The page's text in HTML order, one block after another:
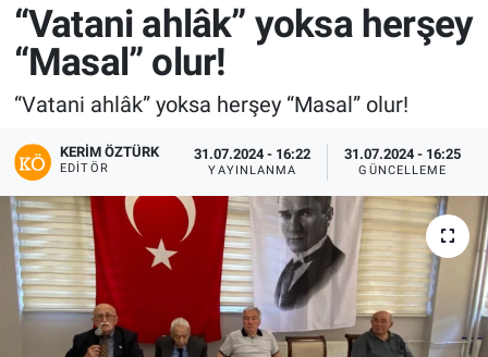
“Vatani ahlâk” yoksa herşey
“Masal” olur!
“Vatani ahlâk” yoksa herşey “Masal” olur!
KERIM ÖZTÜRK
EDITÖR
31.07.2024 - 16:22
YAYINLANMA
31.07.2024 - 16:25
GÜNCELLEME
Trafik Durumu
Tüm Manşetler
Son Dakika Haberleri
Haber Arşivi